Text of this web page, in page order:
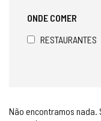
ONDE COMER
RESTAURANTES
Não encontramos